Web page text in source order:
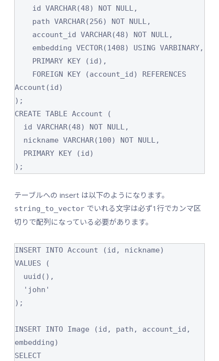
Account(id)
);
CREATE TABLE Account (
);
テーブルへの insert は以下のようになります。
string_to_vectorでいれる文字は必ず1行でカンマ区
切りで配列になっている必要があります。
INSERT INTO Account (id, nickname)
VALUES (
);
INSERT INTO Image (id, path, account_id,
embedding)
SELECT